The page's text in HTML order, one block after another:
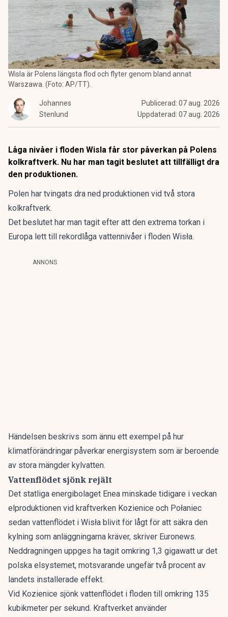
Wisla är Polens längsta flod och flyter genom bland annat
Warszawa. (Foto: AP/TT).
Johannes
Stenlund
Publicerad: 07 aug. 2026
Uppdaterad: 07 aug. 2026
Låga nivåer i floden Wisla får stor påverkan på Polens
kolkraftverk. Nu har man tagit beslutet att tillfälligt dra
den produktionen.
Polen har tvingats dra ned produktionen vid två stora
kolkraftverk.
Det beslutet har man tagit efter att den extrema torkan i
Europa lett till rekordlåga vattennivåer i floden Wisła.
ANNONS
Händelsen beskrivs som ännu ett exempel på hur
klimatförändringar påverkar energisystem som är beroende
av stora mängder kylvatten.
Vattenflödet sjönk rejält
Det statliga energibolaget Enea minskade tidigare i veckan
elproduktionen vid kraftverken Kozienice och Połaniec
sedan vattenflödet i Wisła blivit för lågt för att säkra den
kylning som anläggningarna kräver, skriver Euronews.
Neddragningen uppges ha tagit omkring 1,3 gigawatt ur det
polska elsystemet, motsvarande ungefär två procent av
landets installerade effekt.
Vid Kozienice sjönk vattenflödet i floden till omkring 135
kubikmeter per sekund. Kraftverket använder